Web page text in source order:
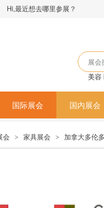
Hi,最近想去哪里参展？
展会
美容
国际展会 国内展会
会 > 家具展会 > 加拿大多伦